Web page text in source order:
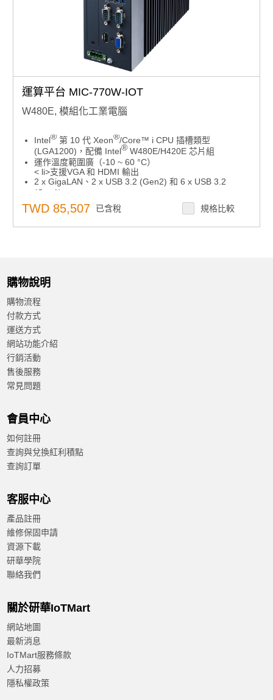
運算平台 MIC-770W-IOT
W480E, 模組化工業電腦
Intel® 第 10 代 Xeon®/Core™ i CPU 插槽類型
(LGA1200)，配備 Intel® W480E/H420E 芯片組
運作溫度範圍廣（-10 ~ 60 °C）
< li>支援VGA 和 HDMI 輸出
2 x GigaLAN、2 x USB 3.2 (Gen2) 和 6 x USB 3.2
(Gen1)
2 x RS-232/422/485 和 4 x RS232 串接端口（可選）
1 x 2.5" HDD/SSD，和 1 x mSATA
9 ~ 36 VDC 店援輸入範圍
TWD 85,507 已含稅 規格比較
購物說明
購物流程
付款方式
運送方式
網站功能介紹
行銷活動
售後服務
常見問題
會員中心
如何註冊
查詢與兌換紅利積點
查詢訂單
客服中心
產品註冊
維修保固申請
資源下載
研華學院
聯絡我們
關於研華IoTMart
網站地圖
最新消息
IoTMart服務條款
人力招募
隱私權政策